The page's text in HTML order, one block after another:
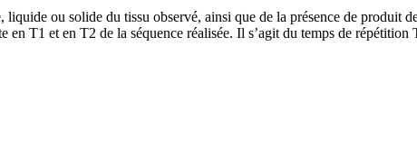
ou solide du tissu observé, ainsi que de la présence de produit
en T1 et en T2 de la séquence réalisée. Il s’agit du temps de répétition